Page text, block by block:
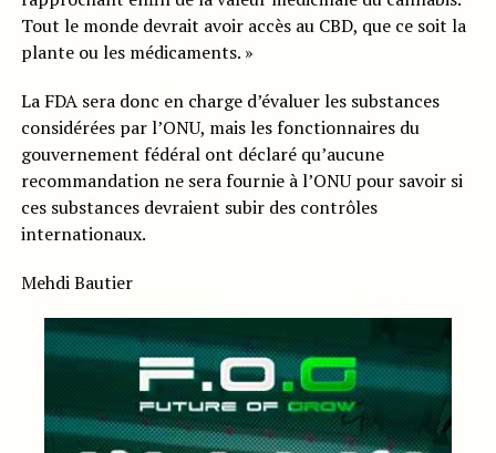
Tout le monde devrait avoir accès au CBD, que ce soit la
plante ou les médicaments. »
La FDA sera donc en charge d’évaluer les substances
considérées par l’ONU, mais les fonctionnaires du
gouvernement fédéral ont déclaré qu’aucune
recommandation ne sera fournie à l’ONU pour savoir si
ces substances devraient subir des contrôles
internationaux.
Mehdi Bautier